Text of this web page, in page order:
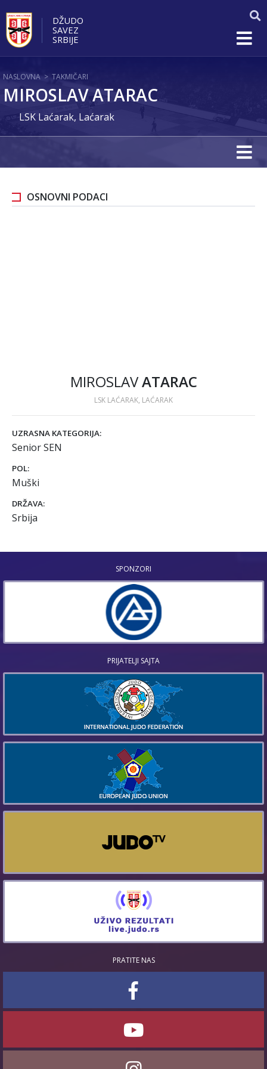
DŽUDO
SAVEZ
SRBIJE
NASLOVNA > TAKMIČARI
MIROSLAV ATARAC
LSK Laćarak, Laćarak
OSNOVNI PODACI
MIROSLAVATARAC
LSK LAĆARAK, LAĆARAK
UZRASNA KATEGORIJA:
Senior SEN
POL:
Muški
DRŽAVA:
Srbija
SPONZORI
PRIJATELJI SAJTA
PRATITE NAS